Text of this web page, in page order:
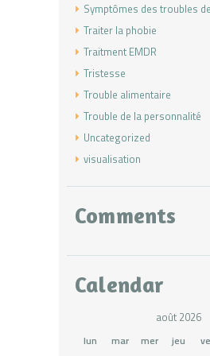
Symptômes des troubles
Traiter la phobie
Traitment EMDR
Tristesse
Trouble alimentaire
Trouble de la personnalité
Uncategorized
visualisation
Comments
Calendar
août 2026
lun mar mer jeu